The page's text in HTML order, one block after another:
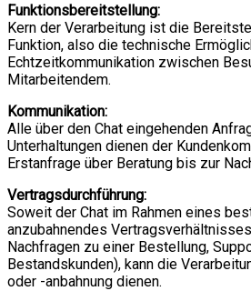
Funktionsbereitstellung:
Kern der Verarbeitung ist die
Funktion, also die technische
Echtzeitkommunikation zwischen
Mitarbeitendem.
Kommunikation:
Alle über den Chat eingehenden
Unterhaltungen dienen der
Erstanfrage über Beratung bis zur
Vertragsdurchführung:
Soweit der Chat im Rahmen eines
anzubahnendes
Nachfragen zu einer Bestellung,
Bestandskunden), kann die
oder -anbahnung dienen.